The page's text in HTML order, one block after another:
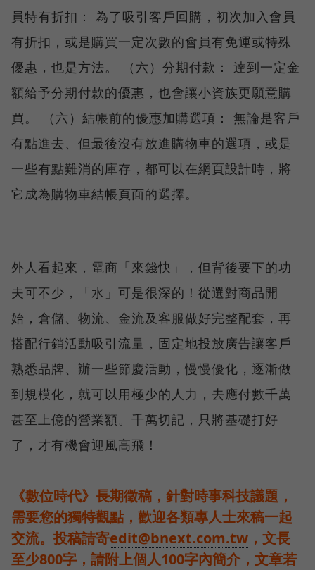
員特有折扣： 為了吸引客戶回購，初次加入會員
有折扣，或是購買一定次數的會員有免運或特殊
優惠，也是方法。 （六）分期付款： 達到一定金
額給予分期付款的優惠，也會讓小資族更願意購
買。 （六）結帳前的優惠加購選項： 無論是客戶
有點進去、但最後沒有放進購物車的選項，或是
一些有點難消的庫存，都可以在網頁設計時，將
它成為購物車結帳頁面的選擇。
外人看起來，電商「來錢快」，但背後要下的功
夫可不少，「水」可是很深的！從選對商品開
始，倉儲、物流、金流及客服做好完整配套，再
搭配行銷活動吸引流量，固定地投放廣告讓客戶
熟悉品牌、辦一些節慶活動，慢慢優化，逐漸做
到規模化，就可以用極少的人力，去應付數千萬
甚至上億的營業額。千萬切記，只將基礎打好
了，才有機會迎風高飛！
《數位時代》長期徵稿，針對時事科技議題，
需要您的獨特觀點，歡迎各類專人士來稿一起
交流。投稿請寄edit@bnext.com.tw ，文長
至少800字，請附上個人100字內簡介，文章若